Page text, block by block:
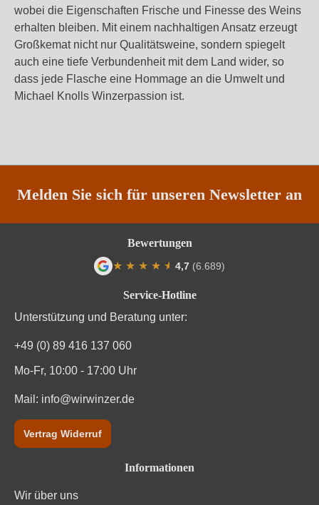
wobei die Eigenschaften Frische und Finesse des Weins
erhalten bleiben. Mit einem nachhaltigen Ansatz erzeugt
Großkemat nicht nur Qualitätsweine, sondern spiegelt
auch eine tiefe Verbundenheit mit dem Land wider, so
dass jede Flasche eine Hommage an die Umwelt und
Michael Knolls Winzerpassion ist.
Melden Sie sich für unseren Newsletter an
Service-Hotline
Unterstützung und Beratung unter:
+49 (0) 89 416 137 060
Mo-Fr, 10:00 - 17:00 Uhr
Mail: info@wirwinzer.de
Vertrag Widerruf
Informationen
Wir über uns
Bewertungen
★ ★ ★ ★ ★
★ 4,7 (6.689)